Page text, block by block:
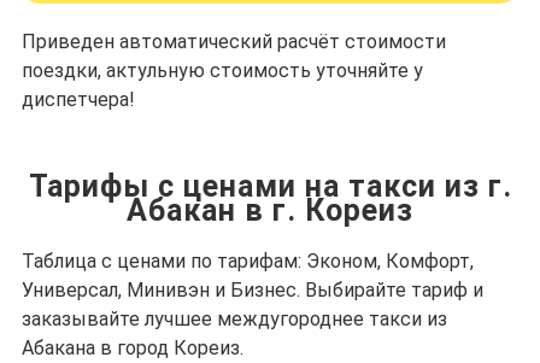
Приведен автоматический расчёт стоимости
поездки, актульную стоимость уточняйте у
диспетчера!
Тарифы с ценами на такси из г.
Абакан в г. Кореиз
Таблица с ценами по тарифам: Эконом, Комфорт,
Универсал, Минивэн и Бизнес. Выбирайте тариф и
заказывайте лучшее междугороднее такси из
Абакана в город Кореиз.